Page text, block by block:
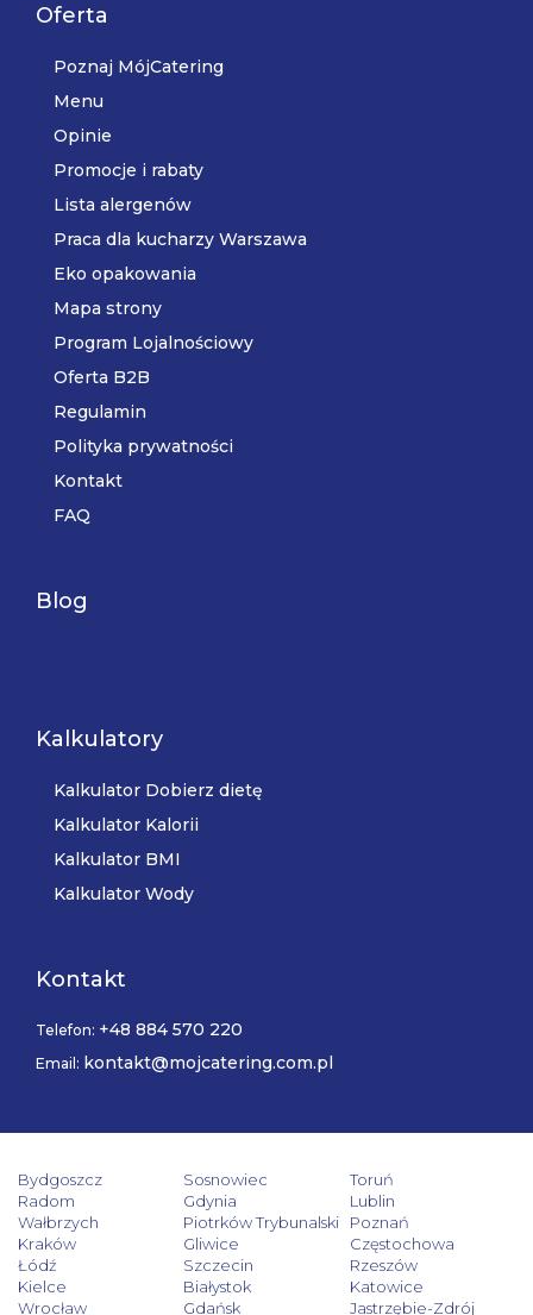
Oferta
Poznaj MójCatering
Menu
Opinie
Promocje i rabaty
Lista alergenów
Praca dla kucharzy Warszawa
Eko opakowania
Mapa strony
Program Lojalnościowy
Oferta B2B
Regulamin
Polityka prywatności
Kontakt
FAQ
Blog
Kalkulatory
Kalkulator Dobierz dietę
Kalkulator Kalorii
Kalkulator BMI
Kalkulator Wody
Kontakt
Telefon: +48 884 570 220
Email: kontakt@mojcatering.com.pl
Bydgoszcz Sosnowiec
Toruń
Radom
Gdynia
Lublin
Wałbrzych
Piotrków Trybunalski
Poznań
Kraków
Gliwice
Częstochowa
Łódź
Szczecin
Rzeszów
Kielce
Białystok
Katowice
Wrocław
Gdańsk Jastrzębie-Zdrój